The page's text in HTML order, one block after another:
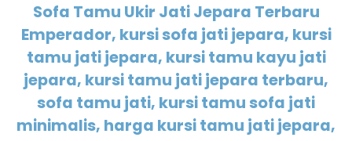
Sofa Tamu Ukir Jati Jepara Terbaru
Emperador, kursi sofa jati jepara, kursi
tamu jati jepara, kursi tamu kayu jati
jepara, kursi tamu jati jepara terbaru,
sofa tamu jati, kursi tamu sofa jati
minimalis, harga kursi tamu jati jepara,